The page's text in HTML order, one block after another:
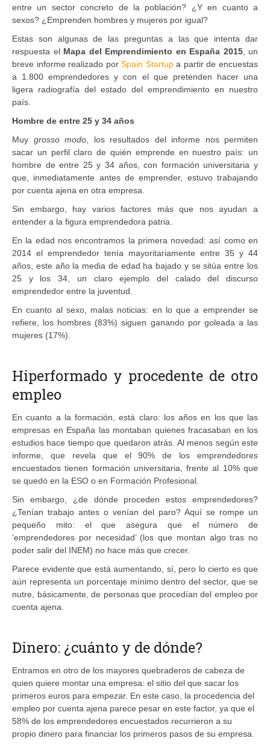
entre un sector concreto de la población? ¿Y en cuanto a
sexos? ¿Emprenden hombres y mujeres por igual?
Estas son algunas de las preguntas a las que intenta dar
respuesta el Mapa del Emprendimiento en España 2015, un
breve informe realizado porSpain Startupa partir de encuestas
a 1.800 emprendedores y con el que pretenden hacer una
ligera radiografía del estado del emprendimiento en nuestro
país.
Hombre de entre 25 y 34 años
Muy grosso modo , los resultados del informe nos permiten
sacar un perfil claro de quién emprende en nuestro país: un
hombre de entre 25 y 34 años, con formación universitaria y
que, inmediatamente antes de emprender, estuvo trabajando
por cuenta ajena en otra empresa.
Sin embargo, hay varios factores más que nos ayudan a
entender a la figura emprendedora patria.
En la edad nos encontramos la primera novedad: así como en
2014 el emprendedor tenía mayoritariamente entre 35 y 44
años, este año la media de edad ha bajado y se sitúa entre los
25 y los 34, un claro ejemplo del calado del discurso
emprendedor entre la juventud.
En cuanto al sexo, malas noticias: en lo que a emprender se
refiere, los hombres (83%) siguen ganando por goleada a las
mujeres (17%).
Hiperformado y procedente de otro
empleo
En cuanto a la formación, está claro: los años en los que las
empresas en España las montaban quienes fracasaban en los
estudios hace tiempo que quedaron atrás. Al menos según este
informe, que revela que el 90% de los emprendedores
encuestados tienen formación universitaria, frente al 10% que
se quedó en la ESO o en Formación Profesional.
Sin embargo, ¿de dónde proceden estos emprendedores?
¿Tenían trabajo antes o venían del paro? Aquí se rompe un
pequeño mito: el que asegura que el número de
‘emprendedores por necesidad’ (los que montan algo tras no
poder salir del INEM) no hace más que crecer.
Parece evidente que está aumentando, sí, pero lo cierto es que
aún representa un porcentaje mínimo dentro del sector, que se
nutre, básicamente, de personas que procedían del empleo por
cuenta ajena.
Dinero: ¿cuánto y de dónde?
Entramos en otro de los mayores quebraderos de cabeza de
quien quiere montar una empresa: el sitio del que sacar los
primeros euros para empezar. En este caso, la procedencia del
empleo por cuenta ajena parece pesar en este factor, ya que el
58% de los emprendedores encuestados recurrieron a su
propio dinero para financiar los primeros pasos de su empresa.